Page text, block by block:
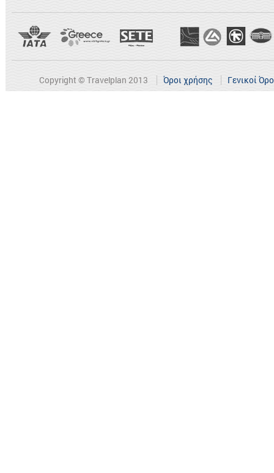
Copyright © Travelplan 2013 Όροι χρήσης Γενικοί